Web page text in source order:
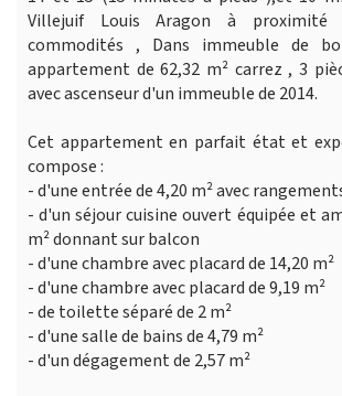
Villejuif Louis Aragon à
commodités , Dans immeuble de
appartement de 62,32 m² carrez , 3
avec ascenseur d'un immeuble de 2014.
Cet appartement en parfait état et
compose :
- d'une entrée de 4,20 m² avec
- d'un séjour cuisine ouvert équipée et
m² donnant sur balcon
- d'une chambre avec placard de 14,20 m²
- d'une chambre avec placard de 9,19 m²
- de toilette séparé de 2 m²
- d'une salle de bains de 4,79 m²
- d'un dégagement de 2,57 m²